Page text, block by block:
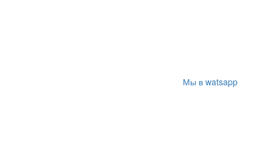
Мы в watsapp